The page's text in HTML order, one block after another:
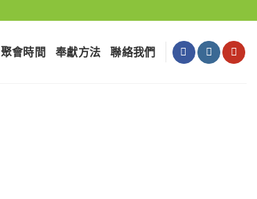
聚會時間 奉獻⽅法 聯絡我們